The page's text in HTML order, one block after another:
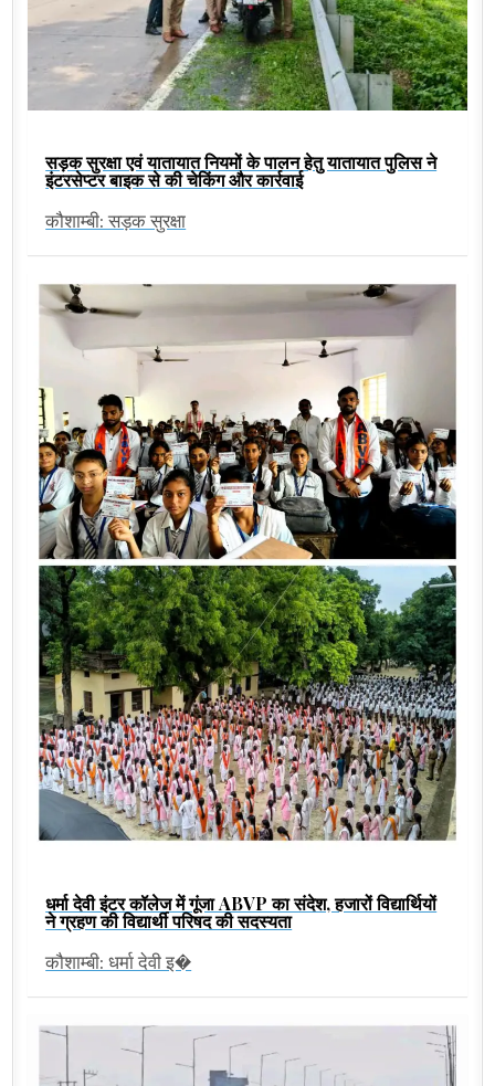
सड़क सुरक्षा एवं यातायात नियमों के पालन हेतु यातायात पुलिस ने
इंटरसेप्टर बाइक से की चेकिंग और कार्रवाई
कौशाम्बी: सड़क सुरक्षा
धर्मा देवी इंटर कॉलेज में गूंजा ABVP का संदेश, हजारों विद्यार्थियों
ने ग्रहण की विद्यार्थी परिषद की सदस्यता
कौशाम्बी: धर्मा देवी इ�